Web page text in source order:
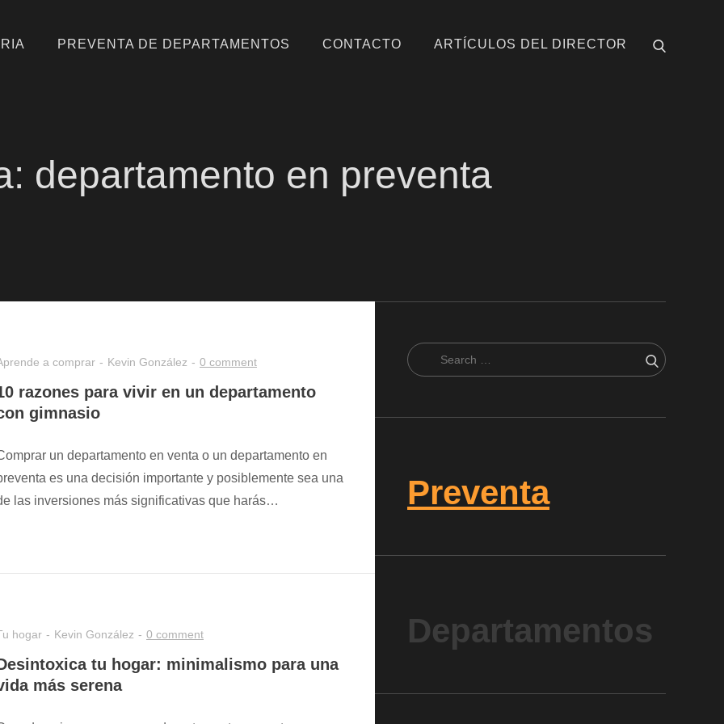
PREVENTA DE DEPARTAMENTOS CONTACTO ARTÍCULOS DEL DIRECTOR
departamento en preventa
a comprar
Kevin González 0 comment
razones para vivir en un departamento
gimnasio
un departamento en venta o un departamento en
es una decisión importante y posiblemente sea una
las inversiones más significativas que harás…
hogar
Kevin González 0 comment
tu hogar: minimalismo para una
más serena
Search
for:
Search
Preventa
Departamentos